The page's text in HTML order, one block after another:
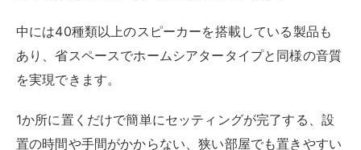
中には40種類以上のスピーカーを搭載している製品も
あり、省スペースでホームシアタータイプと同様の音質
を実現できます。
1か所に置くだけで簡単にセッティングが完了する、設
置の時間や手間がかからない、狭い部屋でも置きやすい